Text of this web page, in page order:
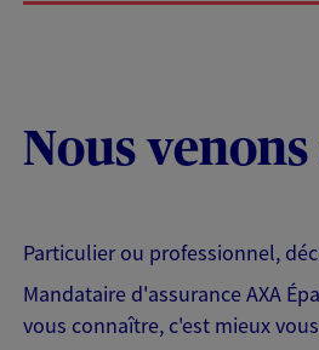
Nous
Particulier ou professionnel,
Mandataire d'assurance AXA
vous connaître, c'est mieux